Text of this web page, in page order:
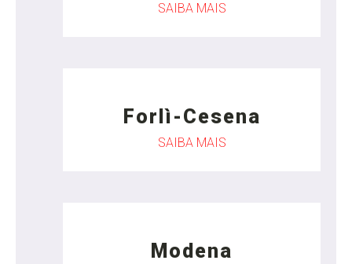
SAIBA MAIS
Forlì-Cesena
SAIBA MAIS
Modena